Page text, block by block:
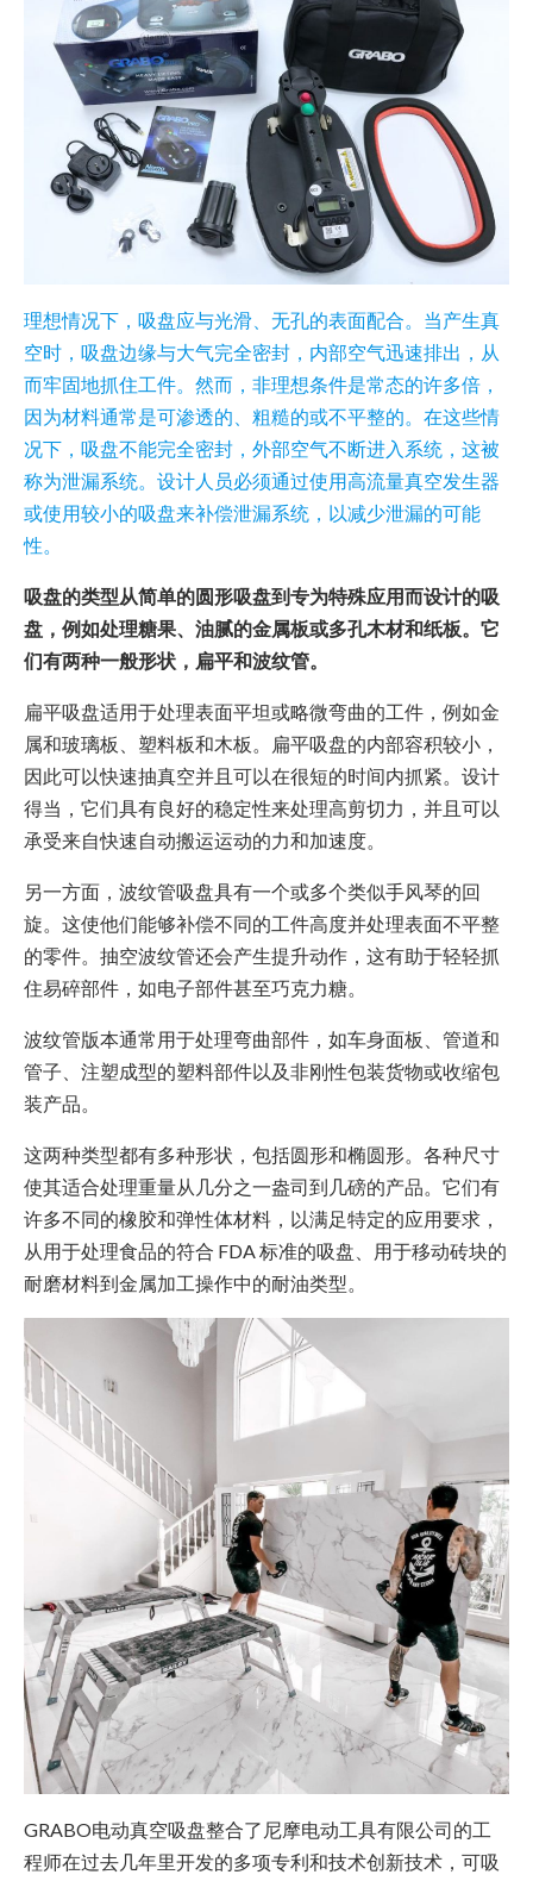
理想情况下，吸盘应与光滑、无孔的表面配合。当产生真
空时，吸盘边缘与大气完全密封，内部空气迅速排出，从
而牢固地抓住工件。然而，非理想条件是常态的许多倍，
因为材料通常是可渗透的、粗糙的或不平整的。在这些情
况下，吸盘不能完全密封，外部空气不断进入系统，这被
称为泄漏系统。设计人员必须通过使用高流量真空发生器
或使用较小的吸盘来补偿泄漏系统，以减少泄漏的可能
性。
吸盘的类型从简单的圆形吸盘到专为特殊应用而设计的吸
盘，例如处理糖果、油腻的金属板或多孔木材和纸板。它
们有两种一般形状，扁平和波纹管。
扁平吸盘适用于处理表面平坦或略微弯曲的工件，例如金
属和玻璃板、塑料板和木板。扁平吸盘的内部容积较小，
因此可以快速抽真空并且可以在很短的时间内抓紧。设计
得当，它们具有良好的稳定性来处理高剪切力，并且可以
承受来自快速自动搬运运动的力和加速度。
另一方面，波纹管吸盘具有一个或多个类似手风琴的回
旋。这使他们能够补偿不同的工件高度并处理表面不平整
的零件。抽空波纹管还会产生提升动作，这有助于轻轻抓
住易碎部件，如电子部件甚至巧克力糖。
波纹管版本通常用于处理弯曲部件，如车身面板、管道和
管子、注塑成型的塑料部件以及非刚性包装货物或收缩包
装产品。
这两种类型都有多种形状，包括圆形和椭圆形。各种尺寸
使其适合处理重量从几分之一盎司到几磅的产品。它们有
许多不同的橡胶和弹性体材料，以满足特定的应用要求，
从用于处理食品的符合 FDA 标准的吸盘、用于移动砖块的
耐磨材料到金属加工操作中的耐油类型。
GRABO电动真空吸盘整合了尼摩电动工具有限公司的工
程师在过去几年里开发的多项专利和技术创新技术，可吸